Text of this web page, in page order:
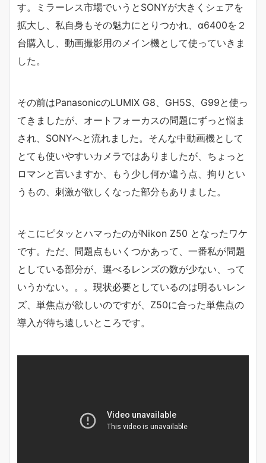
す。ミラーレス市場でいうとSONYが大きくシェアを
拡大し、私自身もその魅力にとりつかれ、α6400を２
台購入し、動画撮影用のメイン機として使っていきま
した。
その前はPanasonicのLUMIX G8、GH5S、G99と使っ
てきましたが、オートフォーカスの問題にずっと悩ま
され、SONYへと流れました。そんな中動画機として
とても使いやすいカメラではありましたが、ちょっと
ロマンと言いますか、もう少し何か違う点、拘りとい
うもの、刺激が欲しくなった部分もありました。
そこにピタッとハマったのがNikon Z50 となったワケ
です。ただ、問題点もいくつかあって、一番私が問題
としている部分が、選べるレンズの数が少ない、って
いうかない。。。現状必要としているのは明るいレン
ズ、単焦点が欲しいのですが、Z50に合った単焦点の
導入が待ち遠しいところです。